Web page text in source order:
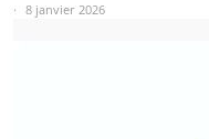
8 janvier 2026